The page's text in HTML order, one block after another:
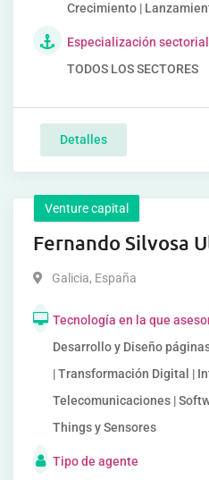
Crecimiento |
Especialización sectorial
TODOS LOS SECTORES
Detalles
Venture capital
Fernando Silvosa
Galicia, España
Tecnología en la que
Desarrollo y Diseño
| Transformación Digital |
Telecomunicaciones |
Things y Sensores
Tipo de agente